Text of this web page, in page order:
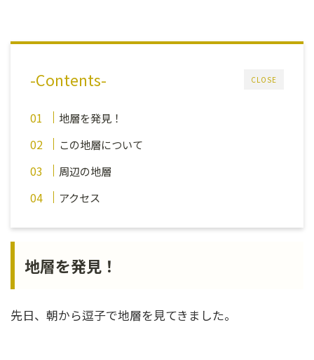
CLOSE
-Contents-
地層を発見！
この地層について
周辺の地層
アクセス
地層を発見！
先日、朝から逗子で地層を見てきました。